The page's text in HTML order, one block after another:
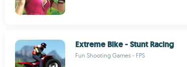
Extreme Bike - Stunt Racing
Fun Shooting Games - FPS